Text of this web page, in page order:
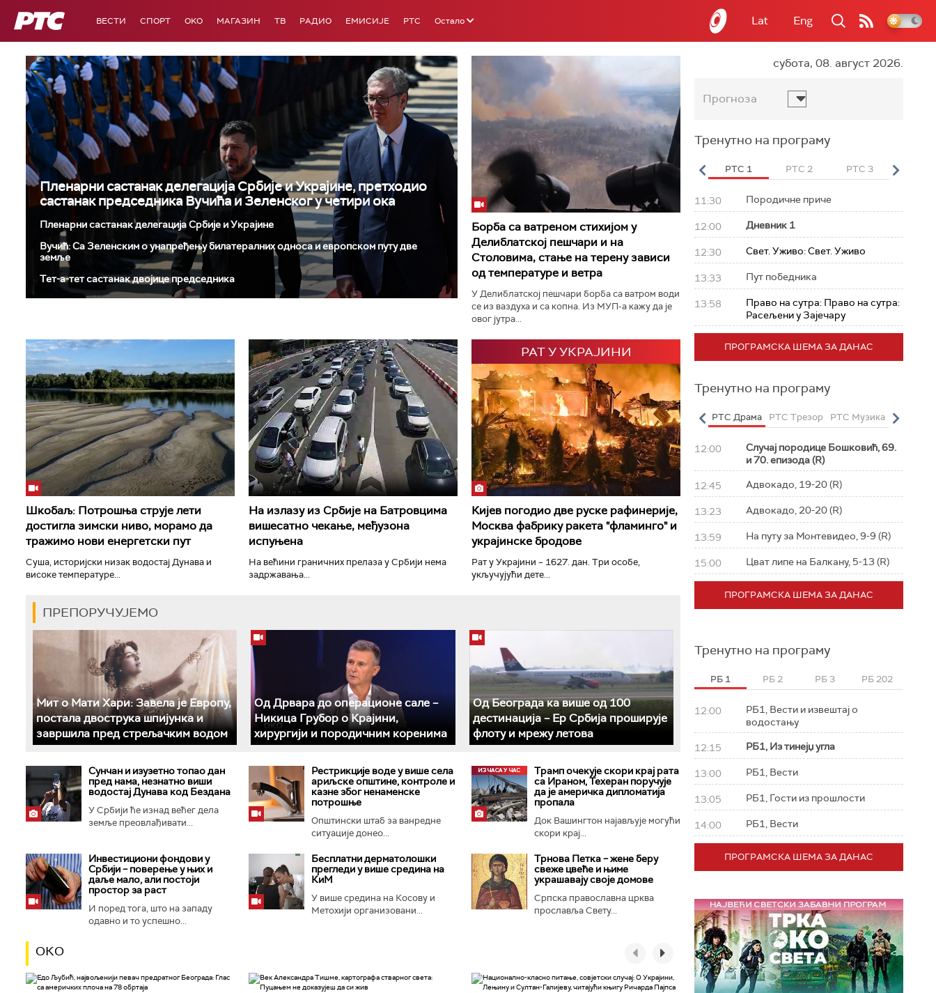
РТС ВЕСТИ СПОРТ OKO МАГАЗИН ТВ РАДИО ЕМИСИЈЕ РТС Остало Lat Eng
Пленарни састанак делегација Србије и Украјине, претходио
састанак председника Вучића и Зеленског у четири ока
Пленарни састанак делегација Србије и Украјине
Вучић: Са Зеленским о унапређењу билатералних односа и европском путу две
земље
Tет-а-тет састанак двојице председника
Борба са ватреном стихијом у
Делиблатској пешчари и на
Столовима, стање на терену зависи
од температуре и ветра
У Делиблатској пешчари борба са ватром води
се из ваздуха и са копна. Из МУП-а кажу да је
овог јутра...
Шкобаљ: Потрошња струје лети
достигла зимски ниво, морамо да
тражимо нови енергетски пут
Суша, историјски низак водостај Дунава и
високе температуре...
На излазу из Србије на Батровцима
вишесатно чекање, међузона
испуњена
На већини граничних прелаза у Србији нема
задржавања...
РАТ У УКРАЈИНИ
Кијев погодио две руске рафинерије,
Москва фабрику ракета "фламинго" и
украјинске бродове
Рат у Украјини – 1627. дан. Три особе,
укључујући дете...
ПРЕПОРУЧУЈЕМО
Мит о Мати Хари: Завела је Европу,
постала двострука шпијунка и
завршила пред стрељачким водом
Од Дрвара до операционе сале –
Никица Грубор о Крајини,
хирургији и породичним коренима
Од Београда ка више од 100
дестинација – Ер Србија проширује
флоту и мрежу летова
Сунчан и изузетно топао дан
пред нама, незнатно виши
водостај Дунава код Бездана
У Србији ће изнад већег дела
земље преовлађивати...
Рестрикције воде у више села
ариљске општине, контроле и
казне због ненаменске
потрошње
Општински штаб за ванредне
ситуације донео...
Трамп очекује скори крај рата
са Ираном, Техеран поручује
да је америчка дипломатија
пропала
Док Вашингтон најављује могући
скори крај...
Инвестициони фондови у
Србији – поверење у њих и
даље мало, али постоји
простор за раст
И поред тога, што на западу
одавно и то успешно...
Бесплатни дерматолошки
прегледи у више средина на
КиМ
У више средина на Косову и
Метохији организовани...
Трнова Петка – жене беру
свеже цвеће и њиме
украшавају своје домове
Српска православна црква
прославља Свету...
ОКО
субота, 08. август 2026.
Прогноза
Тренутно на програму
РТС 3 РТС Свет РТС HD РТС 1 РТС 2 РТС 3 РТС
11:30 Породичне приче
12:00 Дневник 1
12:30 Свет. Уживо: Свет. Уживо
13:33 Пут победника
13:58
Право на сутра: Право на сутра:
Расељени у Зајечару
ПРОГРАМСКА ШЕМА ЗА ДАНАС
Тренутно на програму
РТС Класика РТС Коло РТС Полетарац РТС Драма РТС Трезор РТС Музика РТС
12:00
Случај породице Бошковић, 69.
и 70. епизода (R)
12:45 Адвокадо, 19-20 (R)
13:23 Адвокадо, 20-20 (R)
13:59 На путу за Монтевидео, 9-9 (R)
15:00 Цват липе на Балкану, 5-13 (R)
ПРОГРАМСКА ШЕМА ЗА ДАНАС
Тренутно на програму
РБ 1 РБ 2 РБ 3 РБ 202
12:00
РБ1, Вести и извештај о
водостању
12:15 РБ1, Из тинејџ угла
13:00 РБ1, Вести
13:05 РБ1, Гости из прошлости
14:00 РБ1, Вести
ПРОГРАМСКА ШЕМА ЗА ДАНАС